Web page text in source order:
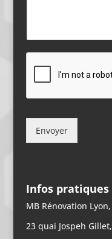
Envoyer
Infos pratiques
MB Rénovation
23 quai Jospeh